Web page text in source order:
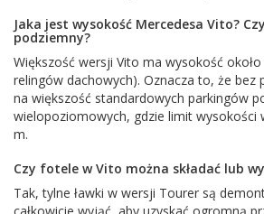
Jaka jest wysokość Mercedesa Vito?
podziemny?
Większość wersji Vito ma wysokość
relingów dachowych). Oznacza to, że bez
na większość standardowych parkingów
wielopoziomowych, gdzie limit wysokości
m.
Czy fotele w Vito można składać lub
Tak, tylne ławki w wersji Tourer są